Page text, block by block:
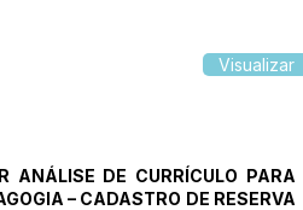
Visualizar
ANÁLISE DE CURRÍCULO PARA
– CADASTRO DE RESERVA